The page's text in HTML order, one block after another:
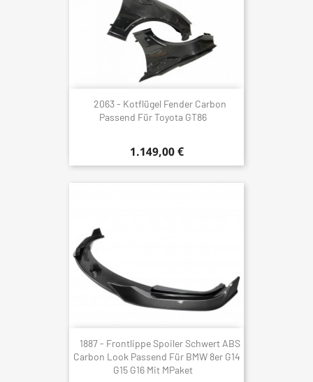
2063 - Kotflügel Fender Carbon
Passend Für Toyota GT86
1.149,00 €
1887 - Frontlippe Spoiler Schwert ABS
Carbon Look Passend Für BMW 8er G14
G15 G16 Mit MPaket